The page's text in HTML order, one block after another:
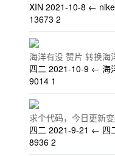
XIN 2021-10-8 ←
13673 2
海洋有没 赞片 转换海
四二 2021-10-9 ← 海
9014 1
求个代码，今日更新变
四二 2021-9-21 ← 四
8936 2